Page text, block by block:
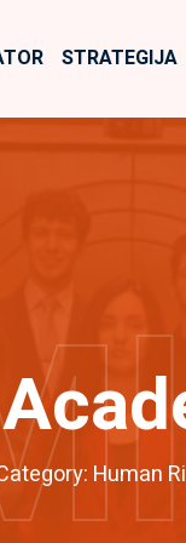
STRATEGIJA
Human